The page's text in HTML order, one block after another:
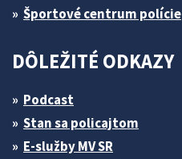
Športové centrum polície
DÔLEŽITÉ ODKAZY
Podcast
Stan sa policajtom
E-služby MV SR